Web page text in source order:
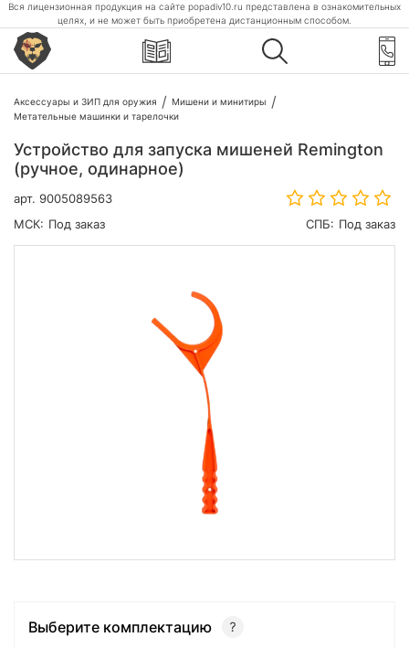
Вся лицензионная продукция на сайте popadiv10.ru представлена в ознакомительных
целях, и не может быть приобретена дистанционным способом.
Аксессуары и ЗИП для оружия
Мишени и минитиры
Метательные машинки и тарелочки
Устройство для запуска мишеней Remington
(ручное, одинарное)
арт. 9005089563
МСК: Под заказ СПБ: Под заказ
Выберите комплектацию